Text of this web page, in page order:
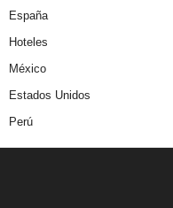
España
Hoteles
México
Estados Unidos
Perú